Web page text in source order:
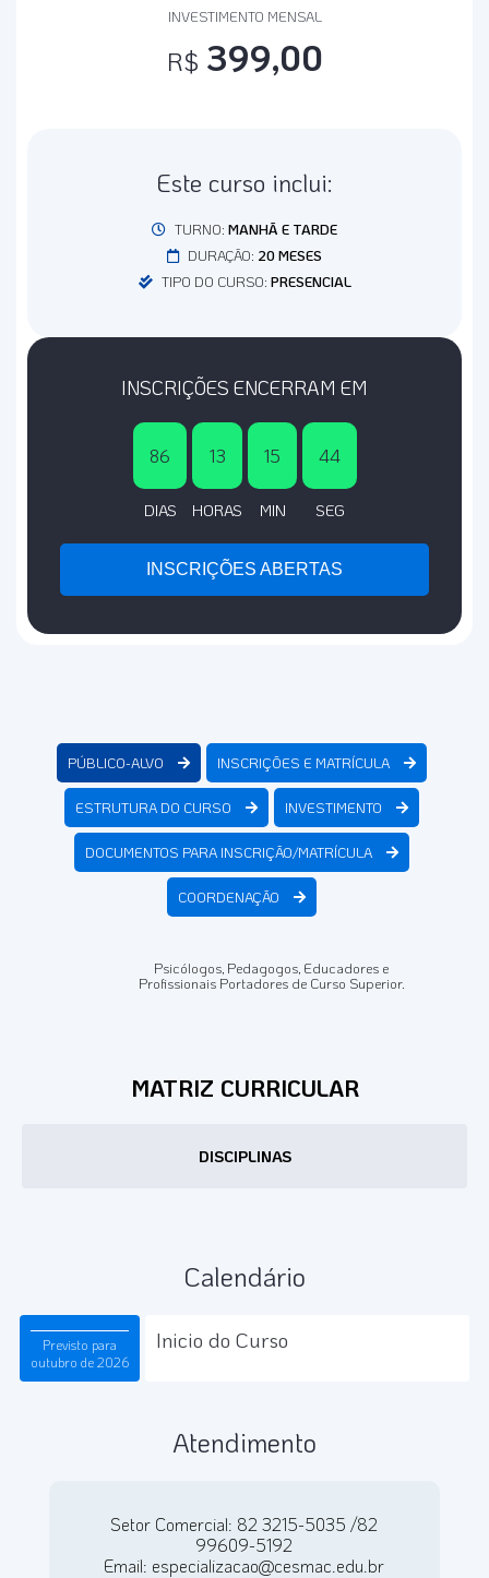
INVESTIMENTO MENSAL
R$ 399,00
Este curso inclui:
TURNO: MANHÃ E TARDE
DURAÇÃO: 20 MESES
TIPO DO CURSO: PRESENCIAL
INSCRIÇÕES ENCERRAM EM
86
DIAS
13
HORAS
15
MIN
43
SEG
INSCRIÇÕES ABERTAS
PÚBLICO-ALVO INSCRIÇÕES E MATRÍCULA
ESTRUTURA DO CURSO INVESTIMENTO
DOCUMENTOS PARA INSCRIÇÃO/MATRÍCULA
COORDENAÇÃO
Psicólogos, Pedagogos, Educadores e
Profissionais Portadores de Curso Superior.
MATRIZ CURRICULAR
DISCIPLINAS
Calendário
Previsto para
outubro de 2026
Inicio do Curso
Atendimento
Setor Comercial: 82 3215-5035 /82
99609-5192
Email: especializacao@cesmac.edu.br